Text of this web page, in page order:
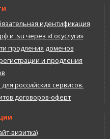
идентификация
и .su через «Госуслуги»
продления доменов
и продления
российских сервисов.
договоров-оферт
визитка)